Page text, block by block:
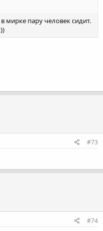
мирке пару человек сидит.
#73
#74